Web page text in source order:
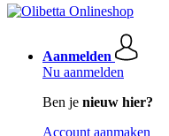
Aanmelden
Nu aanmelden
Ben je nieuw hier?
Account aanmaken